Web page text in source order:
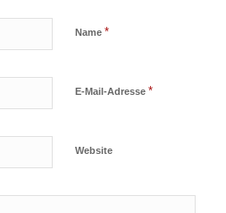
Name *
E-Mail-Adresse *
Website